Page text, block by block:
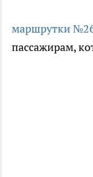
маршрутки
пассажирам,